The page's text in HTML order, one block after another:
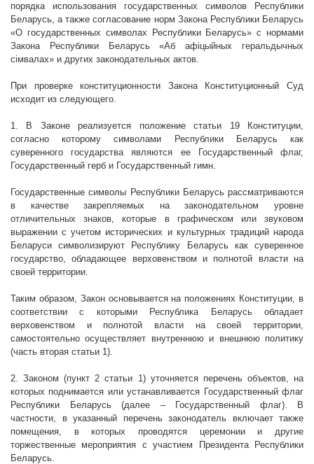
порядка использования государственных символов Республики
Беларусь, а также согласование норм Закона Республики Беларусь
«О государственных символах Республики Беларусь» с нормами
Закона Республики Беларусь «Аб афiцыйных геральдычных
сiмвалах» и других законодательных актов.
При проверке конституционности Закона Конституционный Суд
исходит из следующего.
1. В Законе реализуется положение статьи 19 Конституции,
согласно которому символами Республики Беларусь как
суверенного государства являются ее Государственный флаг,
Государственный герб и Государственный гимн.
Государственные символы Республики Беларусь рассматриваются
в качестве закрепляемых на законодательном уровне
отличительных знаков, которые в графическом или звуковом
выражении с учетом исторических и культурных традиций народа
Беларуси символизируют Республику Беларусь как суверенное
государство, обладающее верховенством и полнотой власти на
своей территории.
Таким образом, Закон основывается на положениях Конституции, в
соответствии с которыми Республика Беларусь обладает
верховенством и полнотой власти на своей территории,
самостоятельно осуществляет внутреннюю и внешнюю политику
(часть вторая статьи 1).
2. Законом (пункт 2 статьи 1) уточняется перечень объектов, на
которых поднимается или устанавливается Государственный флаг
Республики Беларусь (далее – Государственный флаг). В
частности, в указанный перечень законодатель включает также
помещения, в которых проводятся церемонии и другие
торжественные мероприятия с участием Президента Республики
Беларусь.